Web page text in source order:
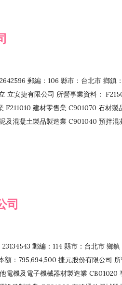
郵編：106 縣市：台北市 鄉鎮
立安捷有限公司 所營事業資料：
F211010 建材零售業 C901070 石材
及混凝土製品製造業 C901040 預拌
食品什貨批發業 F106020 日常用
司
郵編：114 縣市：台北市 鄉
額：795,694,500 捷元股份有限公司
電機及電子機械器材製造業 CB01020